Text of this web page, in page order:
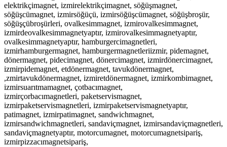
elektrikçimagnet, izmirelektrikçimagnet, söğüşmagnet,
söğüşcümagnet, izmirsöğüçü, izmirsöğüşcümagnet, söğüşbroşür,
söğüşçübroşürleri, ovalkesimmagnet, izmirovalkesimmagnet,
izmirdeovalkesimmagnetyaptır, izmirovalkesimmagnetyaptır,
ovalkesimmagnetyaptır, hamburgercimagnetleri,
izmirhamburgermagnet, hamburgermagnetleriizmir, pidemagnet,
dönermagnet, pidecimagnet, dönercimagnet, izmirdönercimagnet,
izmirpidemagnet, etdönermagnet, tavukdönermagnet,
,zmirtavukdönermagnet, izmiretdönermagnet, izmirkombimagnet,
izmirsuarıtmamagnet, çotbacımagnet,
izmirçorbacımagnetleri, paketservismagnet,
izmirpaketservismagnetleri, izmirpaketservismagnetyaptır,
patimagnet, izmirpatimagnet, sandwichmagnet,
izmirsandwichmagnetleri, sandaviçmagnet, izmirsandaviçmagnetleri,
sandaviçmagnetyaptır, motorcumagnet, motorcumagnetsipariş,
izmirpizzacımagnetsipariş,